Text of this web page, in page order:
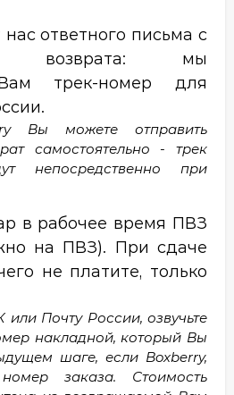
ответного письма с
возврата: мы
трек-номер для
Вы можете отправить
самостоятельно - трек
непосредственно при
в рабочее время ПВЗ
на ПВЗ). При сдаче
не платите, только
Почту России, озвучьте
накладной, который Вы
шаге, если Boxberry,
заказа. Стоимость